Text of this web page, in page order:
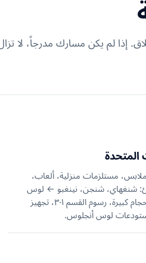
المتحدة
مستلزمات منزلية، ألعاب،
شنغهاي، شنجن، نينغبو ← لوس
أنجلوس، لونغ بيتش. أحجام كبيرة، رسوم القسم ٣٠١، تجهيز